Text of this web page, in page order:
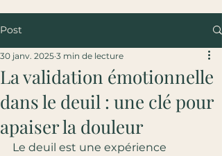
Post
La validation émotionnelle
dans le deuil : une clé pour
apaiser la douleur
30 janv. 2025 3 min de lecture
Le deuil est une expérience